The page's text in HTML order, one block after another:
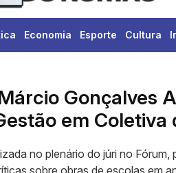
Economia Esporte Cultura
Gonçalves
em Coletiva
no plenário do júri no
sobre obras de escolas em